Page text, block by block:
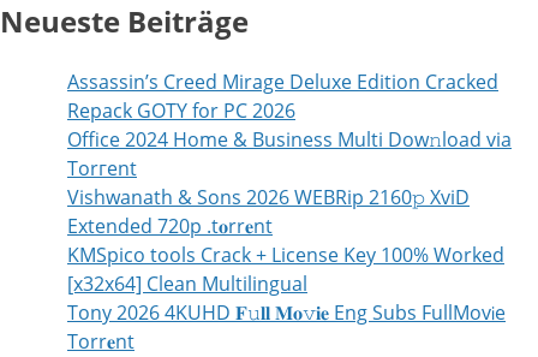
Neueste Beiträge
Assassin’s Creed Mirage Deluxe Edition Cracked
Repack GOTY for PC 2026
Office 2024 Home & Business Multi Dow𝚗load via
Torгent
Vishwanath & Sons 2026 WEBRip 2160𝚙 XviD
Extended 720p .t𝐨rr𝐞nt
KMSpico tools Crack + License Key 100% Worked
[x32x64] Clean Multilingual
Tony 2026 4KUHD 𝐅𝚞𝐥𝐥 𝐌𝐨𝚟𝐢𝐞 Eng Subs FullMov𝗂e
Torr𝐞nt